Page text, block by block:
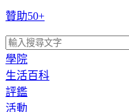
贊助50+
學院
生活百科
評鑑
活動